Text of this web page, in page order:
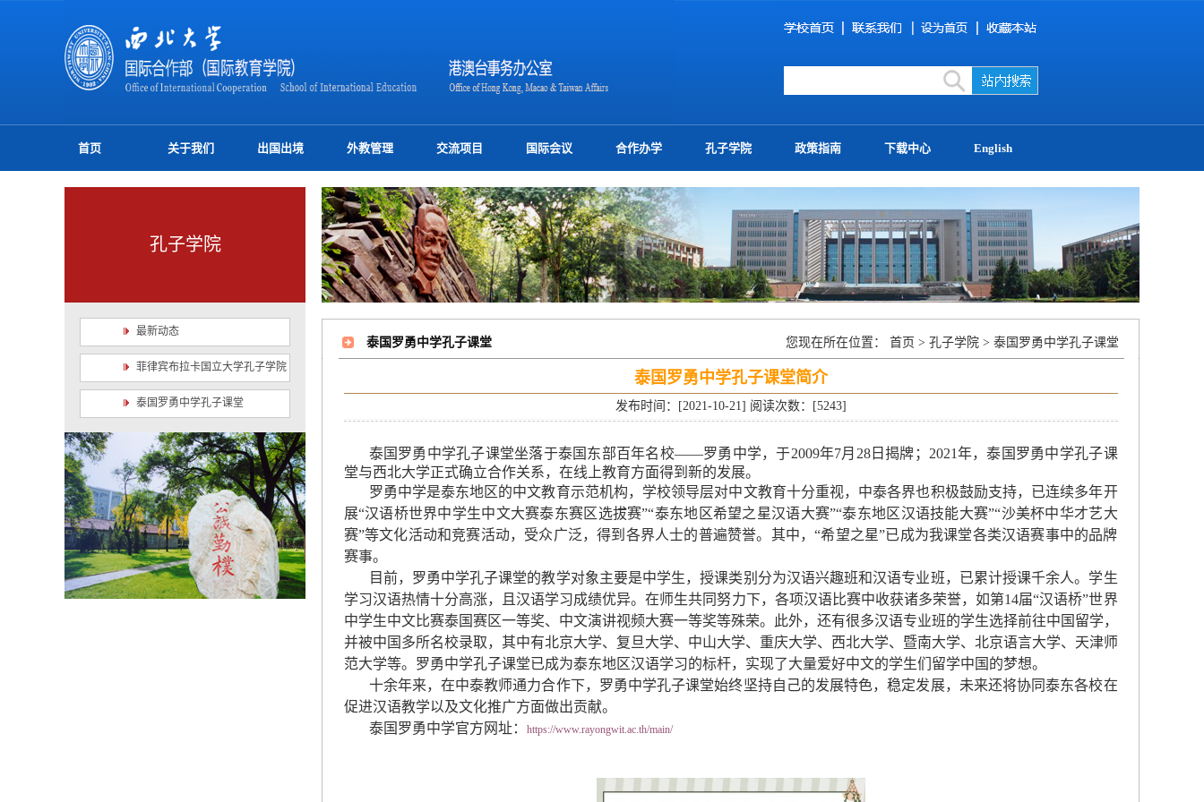
首页 关于我们 出国出境 外教管理 交流项目 国际会议 合作办学 孔子学院 政策指南 下载中心 English
孔子学院
最新动态
菲律宾布拉卡国立大学孔子学院
泰国罗勇中学孔子课堂
泰国罗勇中学孔子课堂 您现在所在位置： 首页 > 孔子学院 > 泰国罗勇中学孔子课堂
泰国罗勇中学孔子课堂简介
发布时间：[2021-10-21] 阅读次数：[5243]
泰国罗勇中学孔子课堂坐落于泰国东部百年名校——罗勇中学，于2009年7月28日揭牌； 2021年，泰国罗勇中学孔子课
堂与西北大学正式确立合作关系， 在线上教育方面得到新的发展。
罗勇中学是泰东地区的中文教育示范机构，学校领导层对中文教育十分重视，中泰各界也积极鼓励支持，已连续多年开
展“汉语桥世界中学生中文大赛泰东赛区选拔赛”“泰东地区希望之星汉语大赛”“泰东地区汉语技能大赛”“沙美杯中华才艺大
赛”等文化活动和竞赛活动，受众广泛，得到各界人士的普遍赞誉。其中，“希望之星”已成为我课堂各类汉语赛事中的品牌
赛事。
目前，罗勇中学孔子课堂的教学对象主要是中学生，授课类别分为汉语兴趣班和汉语专业班，已累计授课千余人。学生
学习汉语热情十分高涨，且汉语学习成绩优异。在师生共同努力下，各项汉语比赛中收获诸多荣誉，如第14届“汉语桥”世界
中学生中文比赛泰国赛区一等奖、中文演讲视频大赛一等奖等殊荣。此外，还有很多汉语专业班的学生选择前往中国留学，
并被中国多所名校录取，其中有北京大学、复旦大学、中山大学、重庆大学、西北大学、暨南大学、北京语言大学、天津师
范大学等。罗勇中学孔子课堂已成为泰东地区汉语学习的标杆，实现了大量爱好中文的学生们留学中国的梦想。
十余年来，在中泰教师通力合作下，罗勇中学孔子课堂始终坚持自己的发展特色，稳定发展，未来还将协同泰东各校在
促进汉语教学以及文化推广方面做出贡献。
泰国罗勇中学官方网址：
https://www.rayongwit.ac.th/main/